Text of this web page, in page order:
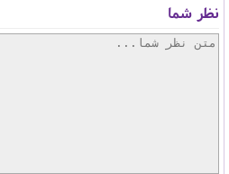
نظر شما